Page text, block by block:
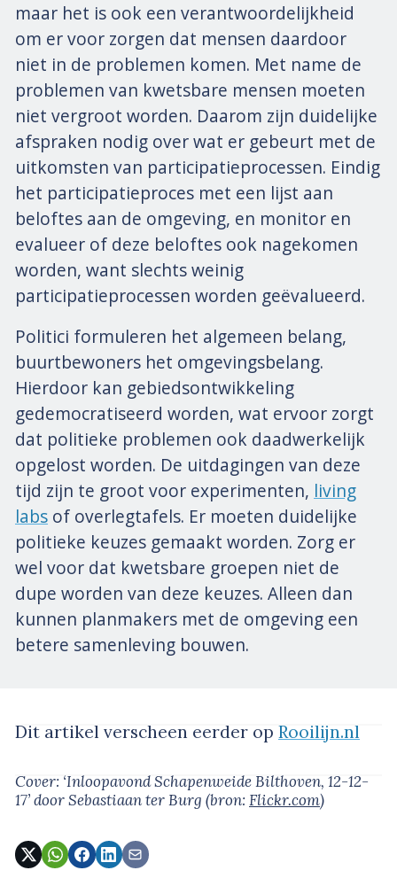
maar het is ook een verantwoordelijkheid
om er voor zorgen dat mensen daardoor
niet in de problemen komen. Met name de
problemen van kwetsbare mensen moeten
niet vergroot worden. Daarom zijn duidelijke
afspraken nodig over wat er gebeurt met de
uitkomsten van participatieprocessen. Eindig
het participatieproces met een lijst aan
beloftes aan de omgeving, en monitor en
evalueer of deze beloftes ook nagekomen
worden, want slechts weinig
participatieprocessen worden geëvalueerd.
Politici formuleren het algemeen belang,
buurtbewoners het omgevingsbelang.
Hierdoor kan gebiedsontwikkeling
gedemocratiseerd worden, wat ervoor zorgt
dat politieke problemen ook daadwerkelijk
opgelost worden. De uitdagingen van deze
tijd zijn te groot voor experimenten, living
labs of overlegtafels. Er moeten duidelijke
politieke keuzes gemaakt worden. Zorg er
wel voor dat kwetsbare groepen niet de
dupe worden van deze keuzes. Alleen dan
kunnen planmakers met de omgeving een
betere samenleving bouwen.
Dit artikel verscheen eerder op Rooilijn.nl
Cover: ‘Inloopavond Schapenweide Bilthoven, 12-12-
17’door Sebastiaan ter Burg (bron: Flickr.com)